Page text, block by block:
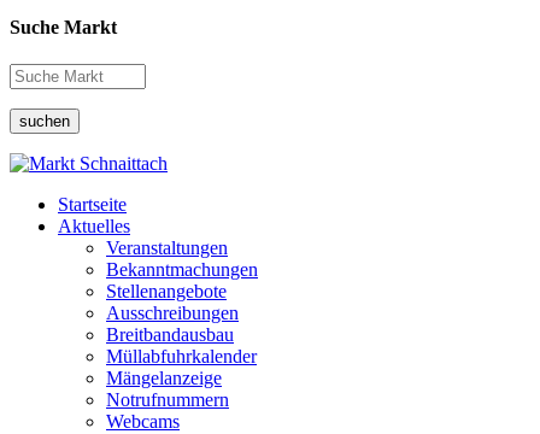
Suche Markt
suchen
Startseite
Aktuelles
Veranstaltungen
Bekanntmachungen
Stellenangebote
Ausschreibungen
Breitbandausbau
Müllabfuhrkalender
Mängelanzeige
Notrufnummern
Webcams